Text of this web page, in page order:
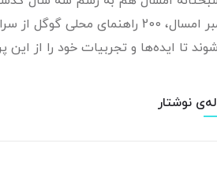
نوامبر امسال، 200 راهنمای
تا ایده‌ها و تجربیات خود را از این
نوشتار